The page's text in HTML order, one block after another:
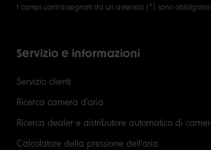
I campi contrassegnati da un asterisco (*) sono obbligatori.
Servizio e informazioni
Servizio clienti
Ricerca camera d'aria
Ricerca dealer e distributore automatico di
Calcolatore della pressione dell'aria